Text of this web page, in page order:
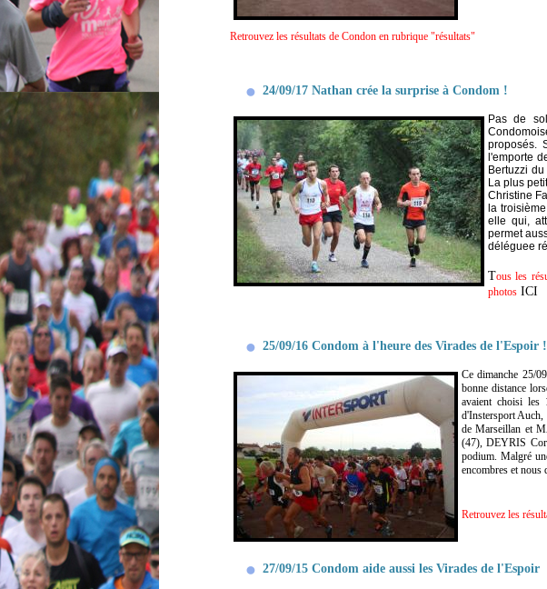
Retrouvez les résultats de Condon en rubrique "résultats"
24/09/17 Nathan crée la surprise à Condom !
Pas de
proposés.
l'emporte
Bertuzzi
La plus
Christine
la
elle qui,
permet
déléguee
Tous les
photos ICI
25/09/16 Condom à l'heure des Virades de l'Espoir !
Ce dimanche 25/
bonne distance
avaient choisi les
d'Instersport Auch,
de Marseillan et
(47), DEYRIS
podium. Malgré
encombres et nous
Retrouvez les
27/09/15 Condom aide aussi les Virades de l'Espoir